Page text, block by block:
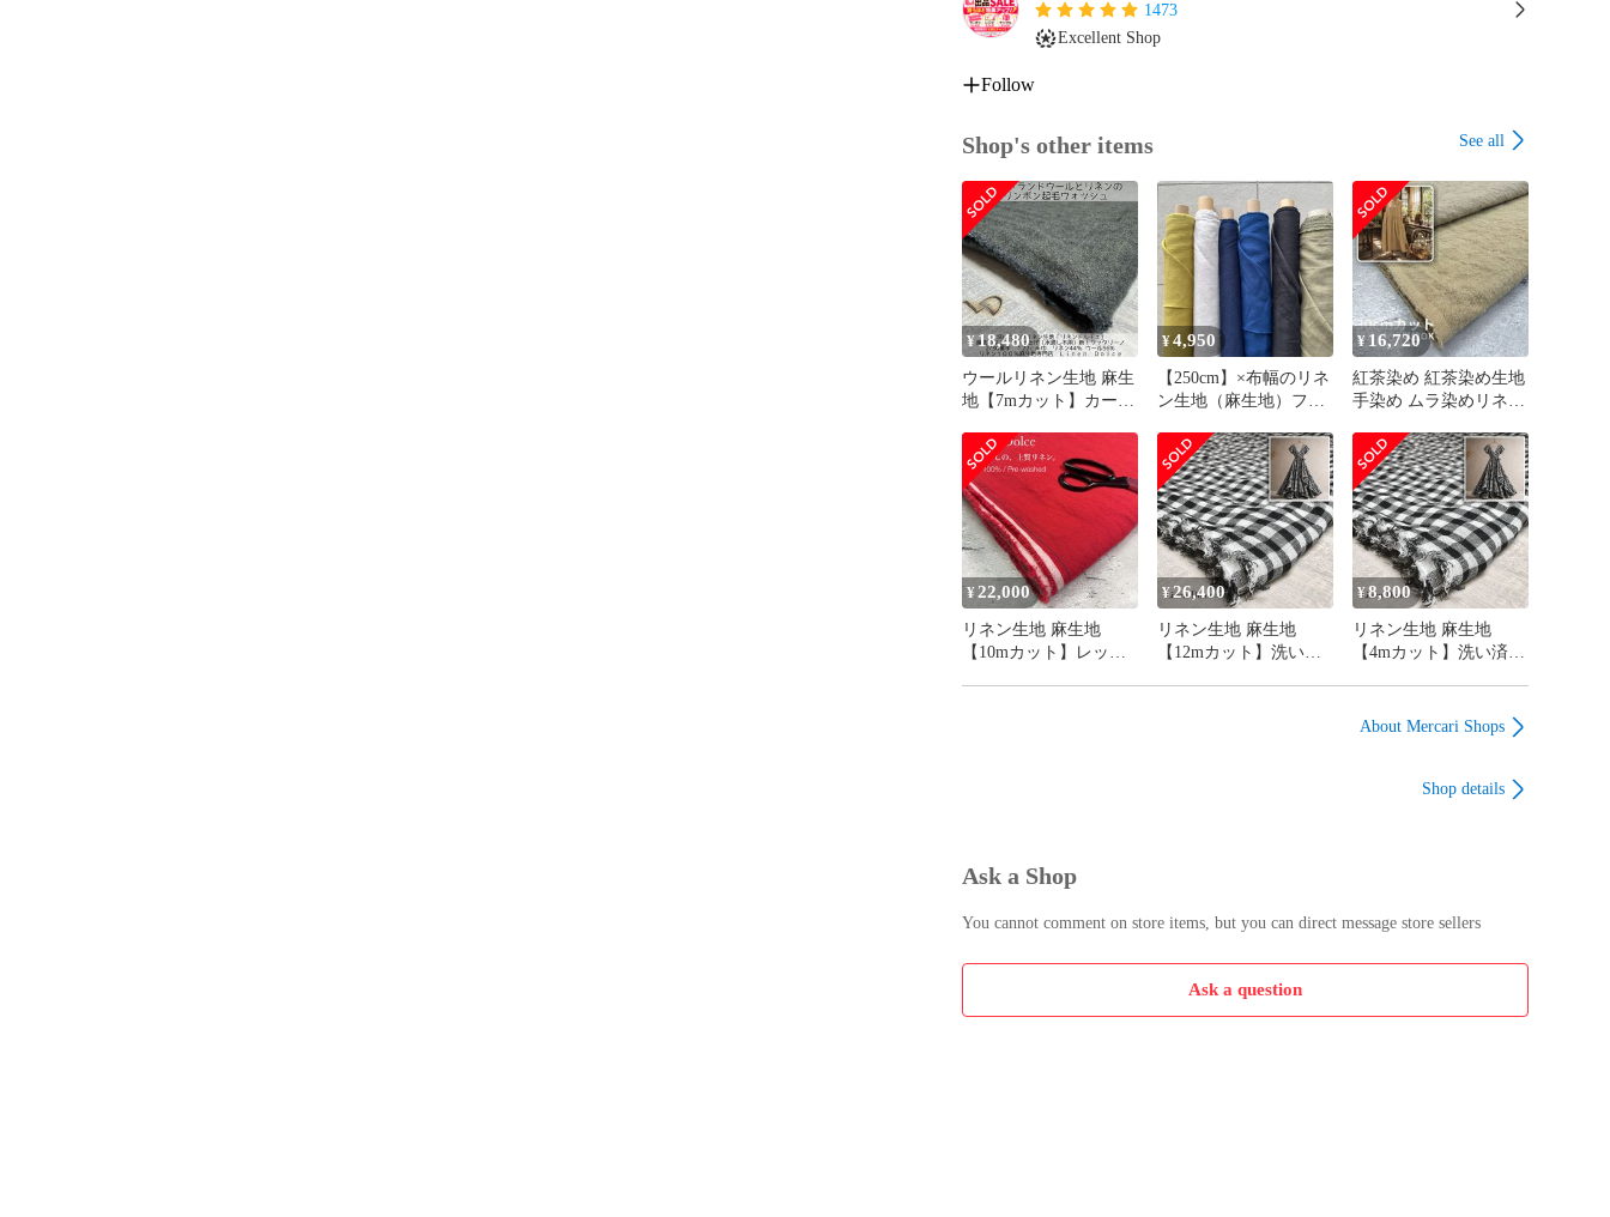
素　材	コットン100％
生地巾	145cm
織り組織	パイル織物
仕上げ	洗いざらしコーデュロイ
水通し	湯洗いコーデュロイ
水通し不用コーデュロイ
在庫・再販	再入荷不可プレミアムコーデュロイ
◆フォロワー様限定の特典♩
【オープニング・フォロワー様限定特典！】
・フォロワー様限定！
（全品！カット賃無料サービス）
・フォロワー様限定！
（全品！水通し無料サービス）
・フォロワー様限定！
（全品！送料無料サービス）
日本初！の全品！洗いざらし・水通し不要のリネン生地・麻生地｜リ
ネン100%（麻100%）生地・麻布専門店
直営のメルカリShops店では
リネン・麻生地以外も
すべての生地が洗いざらし・水通し不要！
さらに！ご注文金額に関係なく
日本全国送料無料サービス！
#リネンドルチェ
#リネン
1473
Excellent Shop
Follow
Shop's other items See all
¥18,480
ウールリネン生地 麻生
地【7mカット】カーキ
手ヘリンボン 起毛加工
｜リネン44% ウール
56% 122cm巾 水通し不
要 リネンドルチェ
¥4,950
【250cm】×布幅のリネ
ン生地（麻生地）フレ
ルの麻生地 ブラウスの
ハンドメイドに♩《日
本初！全品！洗いざら
し・水通し不要の麻専
門店》 ＣＣ加工リネン
｜60リネンツイル100%
（麻100） 116cm幅 送
料無料 リネンドルチェ
¥16,720
紅茶染め 紅茶染め生地
手染め ムラ染めリネン
入後40日以内発送】洗
いざらし手染め布 生地
リネン生地 麻生地 25
番手平織 リネン100%
麻100% 118cm巾 延長
30cm単位OK 水通し不
要 リネンドルチェ
¥22,000
リネン生地 麻生地
【10mカット】レッド
¥26,400
リネン生地 麻生地
【12mカット】洗い済
¥8,800
リネン生地 麻生地
【4mカット】洗い済み
ンガム 142cm巾 水通し
About Mercari Shops
Shop details
Ask a Shop
You cannot comment on store items, but you can direct message store sellers
Ask a question